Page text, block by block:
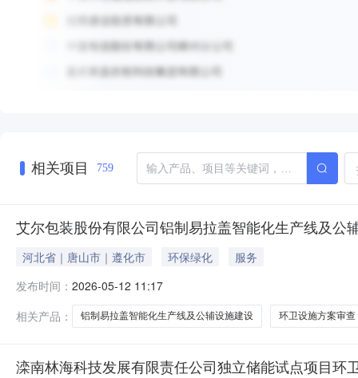
相关项目 759
艾尔包装股份有限公司铝制易拉盖智能化生产线及公
河北省｜唐山市｜遵化市 环保绿化
服务
发布时间： 2026-05-12 11:17
相关产品：
铝制易拉盖智能化生产线及公辅设施建设 环卫设施方案审查
滦南林海科技发展有限责任公司独立储能试点项目环